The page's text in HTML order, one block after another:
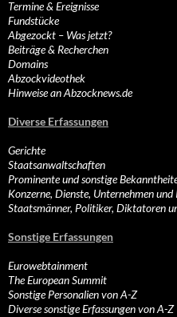
Termine & Ereignisse
Fundstücke
Abgezockt – Was jetzt?
Beiträge & Recherchen
Domains
Abzockvideothek
Hinweise an Abzocknews.de
Diverse Erfassungen
Gerichte
Staatsanwaltschaften
Prominente und sonstige
Konzerne, Dienste, Unternehmen
Staatsmänner, Politiker, Diktatoren
Sonstige Erfassungen
Eurowebtainment
The European Summit
Sonstige Personalien von A-Z
Diverse sonstige Erfassungen von A-Z